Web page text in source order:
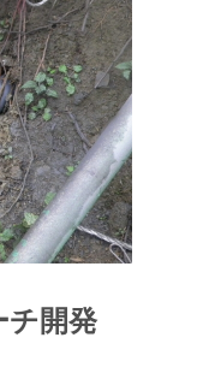
開発